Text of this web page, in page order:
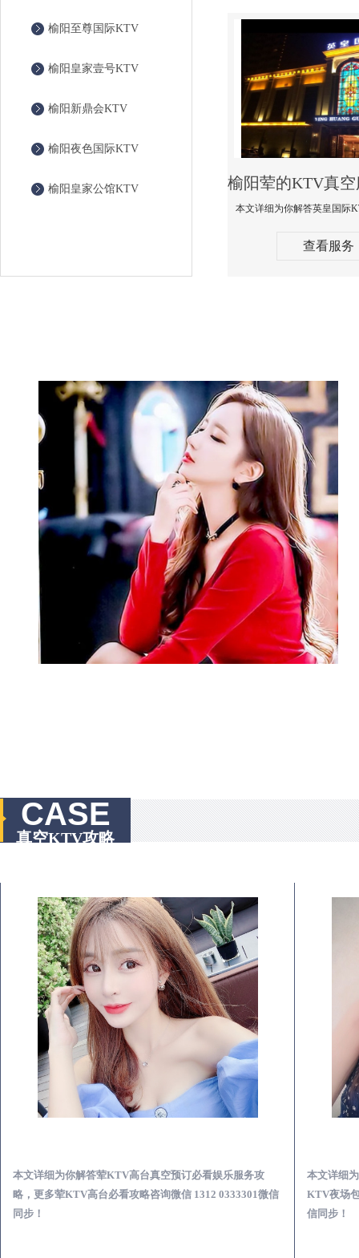
榆阳至尊国际KTV
榆阳皇家壹号KTV
榆阳新鼎会KTV
榆阳夜色国际KTV
榆阳皇家公馆KTV
查看服务
CASE
真空KTV攻略
本文详细为你解答荤KTV高台真空预订必看娱乐服务攻
略，更多荤KTV高台必看攻略咨询微信 1312 0333301微信
同步！
本文详细
KTV夜场
信同步！